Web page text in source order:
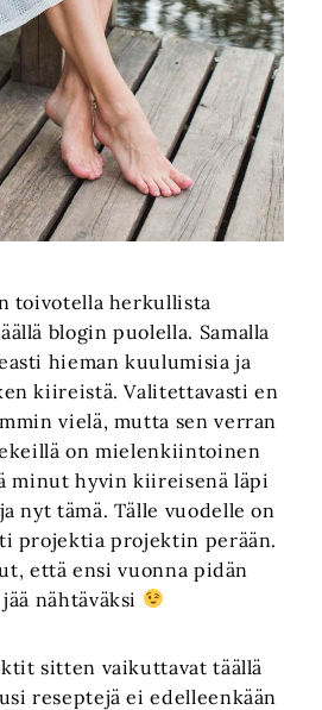
toivotella herkullista
blogin puolella. Samalla
hieman kuulumisia ja
kiireistä. Valitettavasti en
vielä, mutta sen verran
on mielenkiintoinen
minut hyvin kiireisenä läpi
nyt tämä. Tälle vuodelle on
projektia projektin perään.
että ensi vuonna pidän
nähtäväksi
sitten vaikuttavat täällä
reseptejä ei edelleenkään